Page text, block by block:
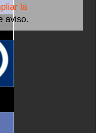
la
aviso.